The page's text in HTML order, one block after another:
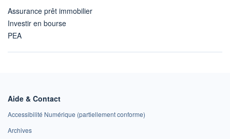
Assurance prêt immobilier
Investir en bourse
PEA
Aide & Contact
Accessibilité Numérique (partiellement conforme)
Archives